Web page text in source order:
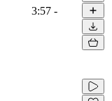
3:57 -